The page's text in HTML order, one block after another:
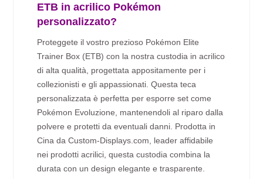
ETB in acrilico Pokémon
personalizzato?
Proteggete il vostro prezioso Pokémon Elite
Trainer Box (ETB) con la nostra custodia in acrilico
di alta qualità, progettata appositamente per i
collezionisti e gli appassionati. Questa teca
personalizzata è perfetta per esporre set come
Pokémon Evoluzione, mantenendoli al riparo dalla
polvere e protetti da eventuali danni. Prodotta in
Cina da Custom-Displays.com, leader affidabile
nei prodotti acrilici, questa custodia combina la
durata con un design elegante e trasparente.